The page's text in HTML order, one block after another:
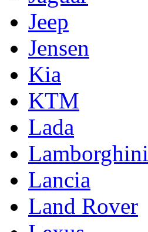
Jeep
Jensen
Kia
KTM
Lada
Lamborghini
Lancia
Land Rover